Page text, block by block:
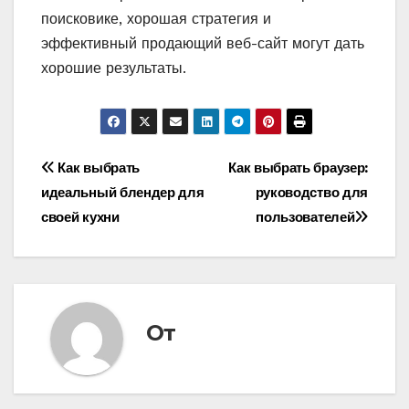
поисковике, хорошая стратегия и
эффективный продающий веб-сайт могут дать
хорошие результаты.
Навигация
по
записям
Как выбрать браузер:
руководство для
пользователей
Как выбрать
идеальный блендер для
своей кухни
От